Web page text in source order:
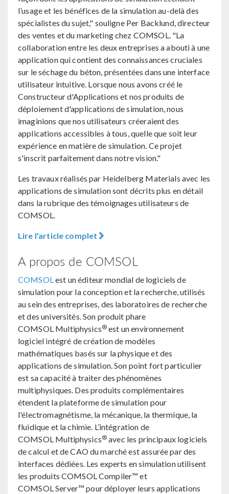
l’usage et les bénéfices de la simulation au-delà des
spécialistes du sujet," souligne Per Backlund, directeur
des ventes et du marketing chez COMSOL. "La
collaboration entre les deux entreprises a abouti à une
application qui contient des connaissances cruciales
sur le séchage du béton, présentées dans une interface
utilisateur intuitive. Lorsque nous avons créé le
Constructeur d'Applications et nos produits de
déploiement d'applications de simulation, nous
imaginions que nos utilisateurs créeraient des
applications accessibles à tous, quelle que soit leur
expérience en matière de simulation. Ce projet
s'inscrit parfaitement dans notre vision."
Les travaux réalisés par Heidelberg Materials avec les
applications de simulation sont décrits plus en détail
dans la rubrique des témoignages utilisateurs de
COMSOL.
Lire l'article complet
A propos de COMSOL
COMSOL est un éditeur mondial de logiciels de
simulation pour la conception et la recherche, utilisés
au sein des entreprises, des laboratoires de recherche
et des universités. Son produit phare
COMSOL Multiphysics® est un environnement
logiciel intégré de création de modèles
mathématiques basés sur la physique et des
applications de simulation. Son point fort particulier
est sa capacité à traiter des phénomènes
multiphysiques. Des produits complémentaires
étendent la plateforme de simulation pour
l'électromagnétisme, la mécanique, la thermique, la
fluidique et la chimie. L’intégration de
COMSOL Multiphysics® avec les principaux logiciels
de calcul et de CAO du marché est assurée par des
interfaces dédiées. Les experts en simulation utilisent
les produits COMSOL Compiler™ et
COMSOL Server™ pour déployer leurs applications